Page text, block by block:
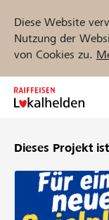
Diese Website
Nutzung der
von Cookies zu.
Zum
Inhalt
Dieses Projekt